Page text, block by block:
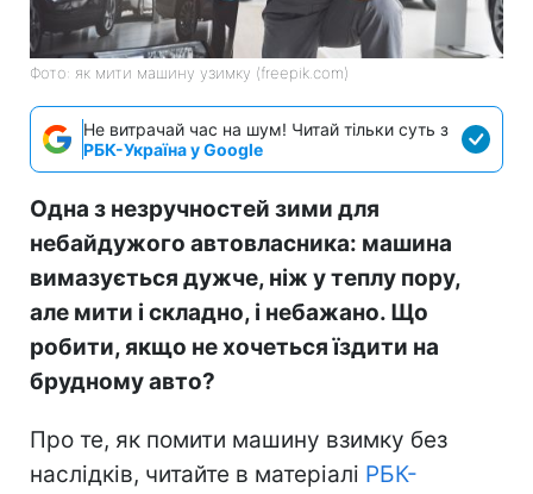
Фото: як мити машину узимку (freepik.com)
Не витрачай час на шум! Читай тільки суть з
РБК-Україна у Google
Одна з незручностей зими для
небайдужого автовласника: машина
вимазується дужче, ніж у теплу пору,
але мити і складно, і небажано. Що
робити, якщо не хочеться їздити на
брудному авто?
Про те, як помити машину взимку без
наслідків, читайте в матеріалі РБК-